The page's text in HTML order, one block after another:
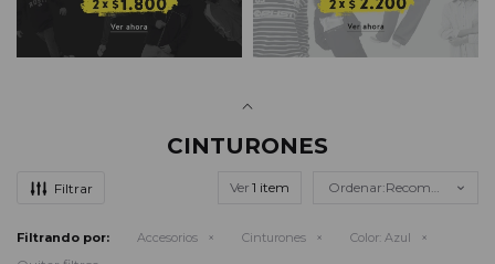
CINTURONES
Ver Recomendados
Filtrando por: Accesorios Cinturones Color: Azul